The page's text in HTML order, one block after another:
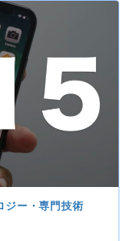
ジー・専門技術